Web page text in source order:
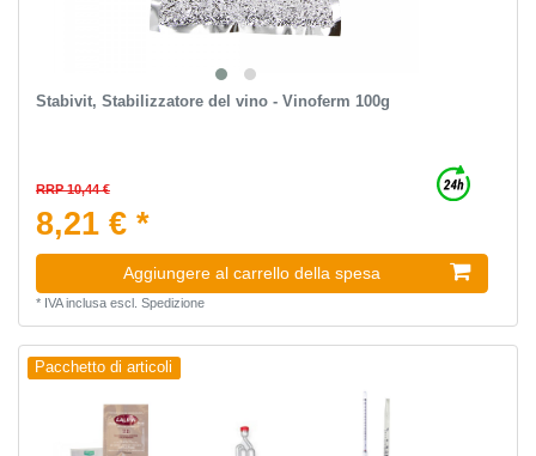
Stabivit, Stabilizzatore del vino - Vinoferm 100g
RRP 10,44 €
8,21 € *
Aggiungere al carrello della spesa
* IVA inclusaescl. Spedizione
Pacchetto di articoli